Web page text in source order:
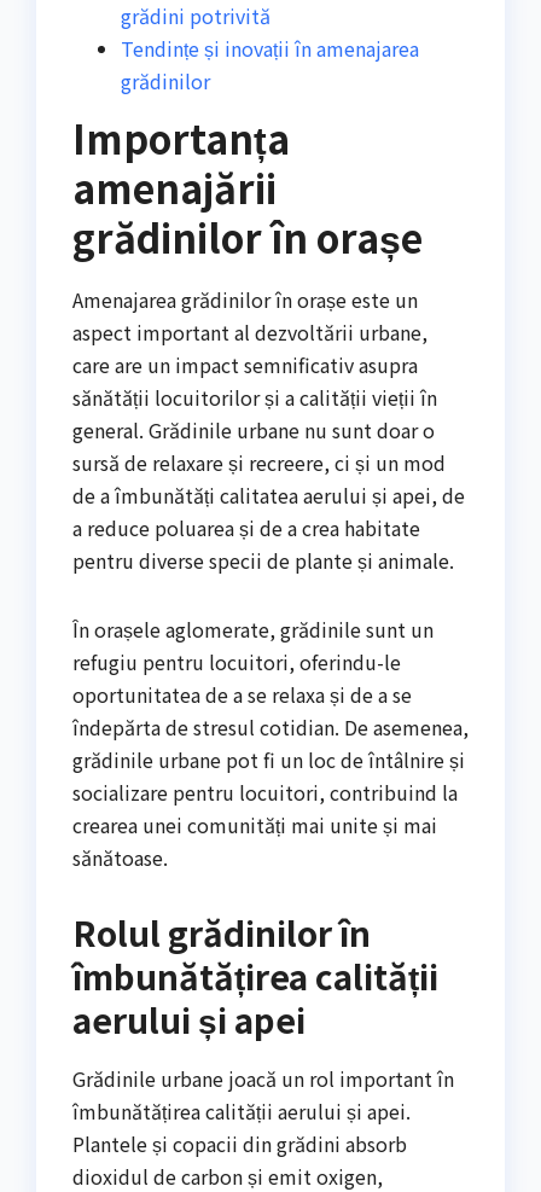
grădini potrivită
Tendințe și inovații în amenajarea
grădinilor
Importanța
amenajării
grădinilor în orașe
Amenajarea grădinilor în orașe este un
aspect important al dezvoltării urbane,
care are un impact semnificativ asupra
sănătății locuitorilor și a calității vieții în
general. Grădinile urbane nu sunt doar o
sursă de relaxare și recreere, ci și un mod
de a îmbunătăți calitatea aerului și apei, de
a reduce poluarea și de a crea habitate
pentru diverse specii de plante și animale.
În orașele aglomerate, grădinile sunt un
refugiu pentru locuitori, oferindu-le
oportunitatea de a se relaxa și de a se
îndepărta de stresul cotidian. De asemenea,
grădinile urbane pot fi un loc de întâlnire și
socializare pentru locuitori, contribuind la
crearea unei comunități mai unite și mai
sănătoase.
Rolul grădinilor în
îmbunătățirea calității
aerului și apei
Grădinile urbane joacă un rol important în
îmbunătățirea calității aerului și apei.
Plantele și copacii din grădini absorb
dioxidul de carbon și emit oxigen,